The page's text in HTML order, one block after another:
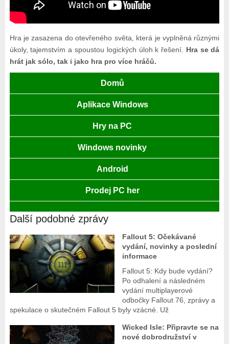
Hra je zasazena do otevřeného světa, která je vyplněná různými
úkoly, tajemstvím a spoustou logických úloh k řešení. Hra se dá
hrát jak sólo, tak i jako hra pro více hráčů.
Domů
Aplikace Windows
Hry na PC
Windows novinky
Android
Prodej PC her
Další podobné zprávy
Fallout 5: Očekávané
vydání, novinky a poslední
informace
Fallout 5: Kdy bude vydání?
Po odhalení a následném
vydání multiplayerové
odbočky Fallout 76, zprávy a
spekulace o skutečném Fallout 5 byly vzácné. Už
Wicked Isle: Připravte se na
nové dobrodružství v